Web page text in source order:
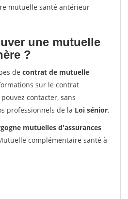
mutuelle santé antérieur
une mutuelle
?
de contrat de mutuelle
sur le contrat
pouvez contacter, sans
professionnels de la Loi sénior.
mutuelles d'assurances
complémentaire santé à